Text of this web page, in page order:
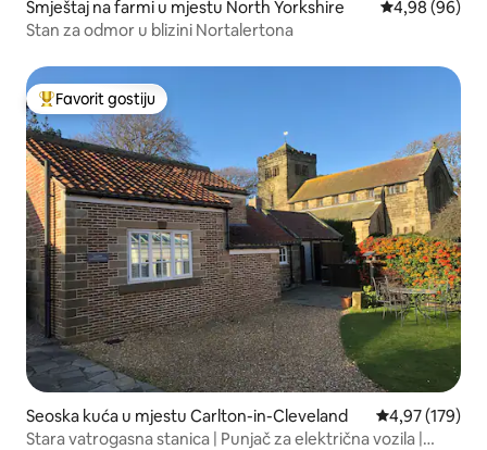
Smještaj na farmi u mjestu North Yorkshire prosječna
4,98 (96)
Stan za odmor u blizini Nortalertona
Glavni favorit gostiju
Favorit gostiju
Seoska kuća u mjestu Carlton-in-Cleveland prosječna
4,97 (179)
Stara vatrogasna stanica | Punjač za električna vozila |